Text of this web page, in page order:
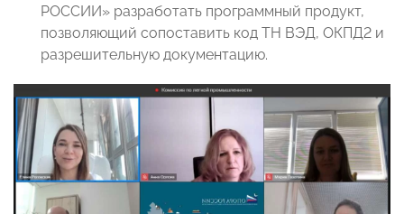
РОССИИ» разработать программный продукт,
позволяющий сопоставить код ТН ВЭД, ОКПД2 и
разрешительную документацию.